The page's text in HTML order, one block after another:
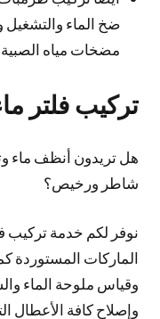
ضخ الماء والتشغيل
مضخات مياه الصبية
تركيب فلتر
هل تريدون أنظف ماء
شاطر ورخيص؟
نوفر لكم خدمة تركيب
الماركات المستوردة
وقياس ملوحة الماء
وإصلاح كافة الأعطال